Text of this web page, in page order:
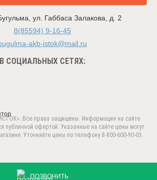
ПОЗВОНИТЬ
ул. Габбаса Залакова, д. 2
8(85594) 9-16-45
akb-istok@mail.ru
В СОЦИАЛЬНЫХ СЕТЯХ:
Все права защищены. Информация на сайте
публичной офертой. Указанные на сайте цены могут
Уточняйте цены по телефону 8-800-600-90-03.
сайт, вы соглашаетесь с